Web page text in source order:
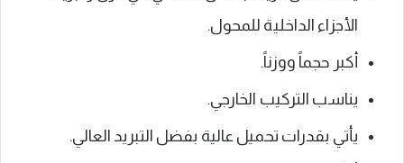
الأجزاء الداخلية للمحول.
أكبر حجماً ووزناً.
يناسب التركيب الخارجي.
يأتي بقدرات تحميل عالية بفضل التبريد العالي.